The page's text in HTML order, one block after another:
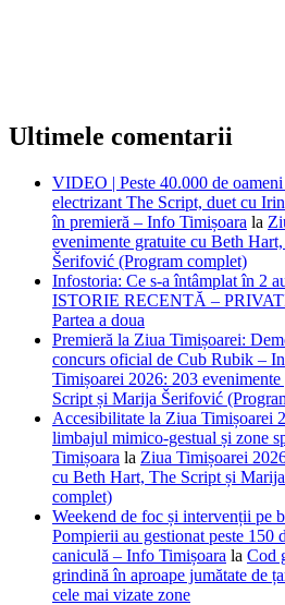
Ultimele comentarii
VIDEO | Peste 40.000 de
electrizant The Script, duet cu
în premieră – Info Timișoara la
evenimente gratuite cu Beth
Šerifović (Program complet)
Infostoria: Ce s-a întâmplat în 2
ISTORIE RECENTĂ –
Partea a doua
Premieră la Ziua Timișoarei:
concurs oficial de Cub Rubik –
Timișoarei 2026: 203
Script și Marija Šerifović
Accesibilitate la Ziua Timișoarei
limbajul mimico-gestual și zone
Timișoara la Ziua Timișoarei
cu Beth Hart, The Script și
complet)
Weekend de foc și intervenții pe
Pompierii au gestionat peste 150
caniculă – Info Timișoara la Cod
grindină în aproape jumătate de
cele mai vizate zone